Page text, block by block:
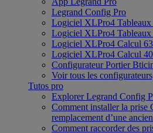
Legrand Config Pro
Logiciel XLPro4 Tableaux
Logiciel XLPro4 Tableaux
Logiciel XLPro4 Calcul
Logiciel XLPro4 Calcul
Configurateur Portier
Voir tous les
Tutos pro
Explorer Legrand Config
Comment installer la prise
remplacement d’une
Comment raccorder des